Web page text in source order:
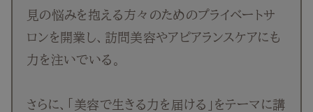
見の悩みを抱える方々のためのプライベートサ
ロンを開業し、訪問美容やアピアランスケアにも
力を注いでいる。
さらに、「美容で生きる力を届ける」をテーマに講